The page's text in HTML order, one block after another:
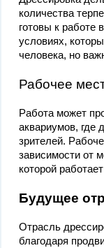
количества
готовы к работе
условиях,
человека, но
Рабочее
Работа может
аквариумов,
зрителей.
зависимости от
которой
Будущее
Отрасль
благодаря